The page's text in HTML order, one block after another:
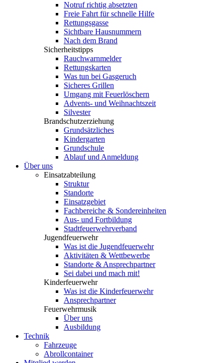
Notruf richtig absetzten
Freie Fahrt für schnelle Hilfe
Rettungsgasse
Sichtbare Hausnummern
Nach dem Brand
Sicherheitstipps
Rauchwarnmelder
Rettungskarten
Was tun bei Gasgeruch
Sicheres Grillen
Umgang mit Feuerlöschern
Advents- und Weihnachtszeit
Silvester
Brandschutzerziehung
Grundsätzliches
Kindergarten
Grundschule
Ablauf und Anmeldung
Über uns
Einsatzabteilung
Struktur
Standorte
Einsatzgebiet
Fachbereiche & Sondereinheiten
Aus- und Fortbildung
Stadtfeuerwehrverband
Jugendfeuerwehr
Was ist die Jugendfeuerwehr
Aktivitäten & Wettbewerbe
Standorte & Ansprechpartner
Sei dabei und mach mit!
Kinderfeuerwehr
Was ist die Kinderfeuerwehr
Ansprechpartner
Feuerwehrmusik
Über uns
Ausbildung
Technik
Fahrzeuge
Abrollcontainer